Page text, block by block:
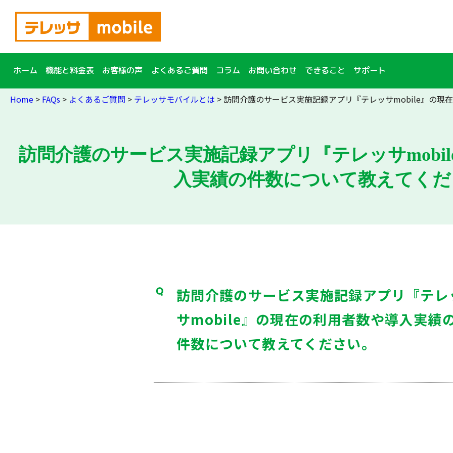
ホーム 機能と料金表 お客様の声 よくあるご質問 コラム お問い合わせ できること サポート
簡単10秒入力！資料
請求
Home > FAQs > よくあるご質問 > テレッサモバイルとは > 訪問介護のサービス実施記録アプリ『テレッサmobile』の現
訪問介護のサービス実施記録アプリ『テレッサ
入実績の件数について教えてく
訪問介護のサービス実施記録アプリ『テレ
サmobile』の現在の利用者数や導入実績
件数について教えてください。